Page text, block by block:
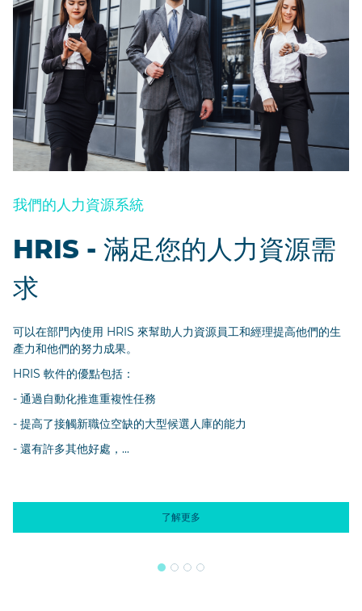
我們的人力資源系統
HRIS - 滿足您的人力資源需
求
可以在部門內使用 HRIS 來幫助人力資源員工和經理提高他們的生
產力和他們的努力成果。
HRIS 軟件的優點包括：
- 通過自動化推進重複性任務
- 提高了接觸新職位空缺的大型候選人庫的能力
- 還有許多其他好處，...
了解更多